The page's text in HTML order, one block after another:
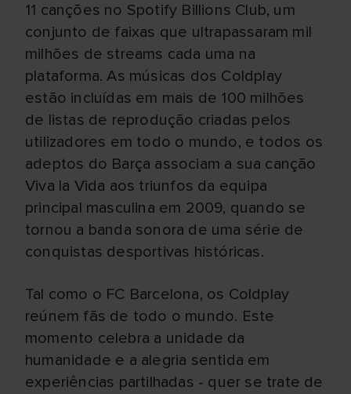
11 canções no Spotify Billions Club, um
conjunto de faixas que ultrapassaram mil
milhões de streams cada uma na
plataforma. As músicas dos Coldplay
estão incluídas em mais de 100 milhões
de listas de reprodução criadas pelos
utilizadores em todo o mundo, e todos os
adeptos do Barça associam a sua canção
Viva la Vida aos triunfos da equipa
principal masculina em 2009, quando se
tornou a banda sonora de uma série de
conquistas desportivas históricas.
Tal como o FC Barcelona, os Coldplay
reúnem fãs de todo o mundo. Este
momento celebra a unidade da
humanidade e a alegria sentida em
experiências partilhadas - quer se trate de